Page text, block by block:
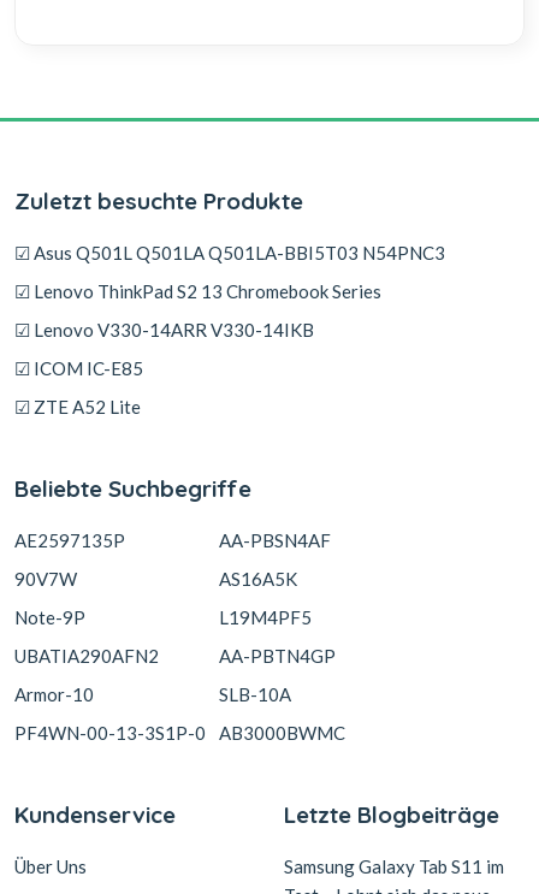
Zuletzt besuchte Produkte
☑ Asus Q501L Q501LA Q501LA-BBI5T03 N54PNC3
☑ Lenovo ThinkPad S2 13 Chromebook Series
☑ Lenovo V330-14ARR V330-14IKB
☑ ICOM IC-E85
☑ ZTE A52 Lite
Beliebte Suchbegriffe
AE2597135P
90V7W
Note-9P
UBATIA290AFN2
Armor-10
PF4WN-00-13-3S1P-0
AA-PBSN4AF
AS16A5K
L19M4PF5
AA-PBTN4GP
SLB-10A
AB3000BWMC
Kundenservice
Über Uns
Letzte Blogbeiträge
Samsung Galaxy Tab S11 im